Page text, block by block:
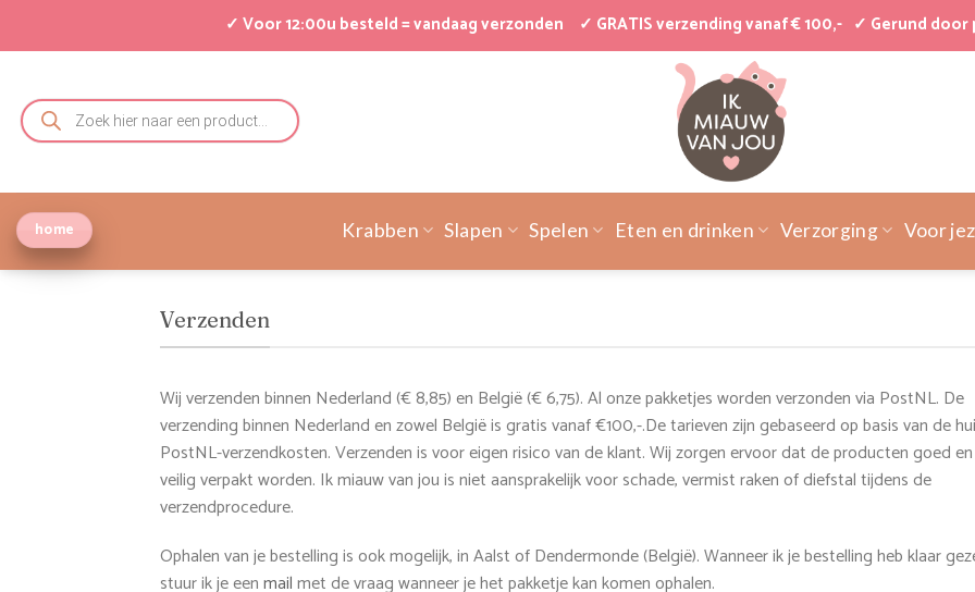
✓ Voor 12:00u besteld = vandaag verzonden ✓ GRATIS verzending vanaf € 100,- ✓ Gerund
Producten
zoeken
home Krabben Slapen Spelen Eten en drinken Verzorging Voor
Verzenden
Wij verzenden binnen Nederland (€ 8,85) en België (€ 6,75). Al onze pakketjes worden verzonden via PostNL. De
verzending binnen Nederland en zowel België is gratis vanaf €100,-.De tarieven zijn gebaseerd op basis van de
PostNL-verzendkosten. Verzenden is voor eigen risico van de klant. Wij zorgen ervoor dat de producten goed en
veilig verpakt worden. Ik miauw van jou is niet aansprakelijk voor schade, vermist raken of diefstal tijdens de
verzendprocedure.
Ophalen van je bestelling is ook mogelijk, in Aalst of Dendermonde (België). Wanneer ik je bestelling heb klaar
stuur ik je eenmailmet de vraag wanneer je het pakketje kan komen ophalen.